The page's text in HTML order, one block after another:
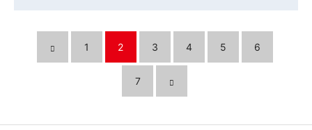
1 2 3 4 5 6
7